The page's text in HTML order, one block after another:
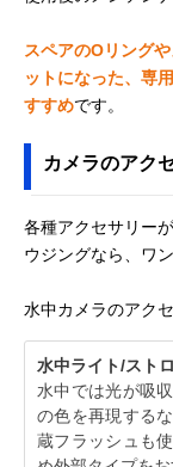
スペアのOリング
ットになった、専
すすめです。
カメラのアク
各種アクセサリー
ウジングなら、ワ
水中カメラのアク
水中ライト/スト
水中では光が吸
の色を再現する
蔵フラッシュも